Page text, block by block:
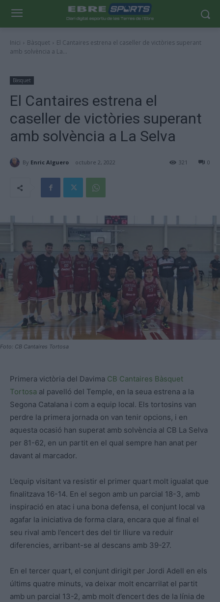
Inici Bàsquet
El Cantaires estrena el caseller de victòries superant
amb solvència a La...
Bàsquet
El Cantaires estrena el
caseller de victòries superant
amb solvència a La Selva
By Enric Alguero octubre 2, 2022 0
321
Foto: CB Cantaires Tortosa
Primera victòria del Davima CB Cantaires Bàsquet
Tortosa al pavelló del Temple, en la seua estrena a la
Segona Catalana i com a equip local. Els tortosins van
perdre la primera jornada on van tenir opcions, i en
aquesta ocasió han superat amb solvència al CB La Selva
per 81-62, en un partit en el qual sempre han anat per
davant al marcador.
L’equip visitant va resistir el primer quart molt igualat que
finalitzava 16-14. En el segon amb un parcial 18-3, amb
inspiració en atac i una bona defensa, el conjunt local va
agafar la iniciativa de forma clara, encara que al final el
seu rival amb l’encert des del tir lliure va reduir
diferencies, arribant-se al descans amb 39-27.
En el tercer quart, el conjunt dirigit per Jordi Adell en els
últims quatre minuts, va deixar molt encarrilat el partit
amb un parcial 13-2, amb molt d’encert des de la línia de